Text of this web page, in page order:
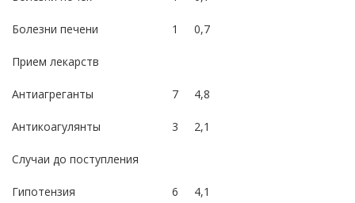
Болезни печени 1 0,7
Прием лекарств
Антиагреганты 7 4,8
Антикоагулянты 3 2,1
Случаи до поступления
Гипотензия 6 4,1